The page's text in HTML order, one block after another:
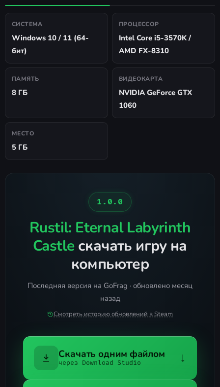
СИСТЕМА
Windows 10 / 11 (64-
бит)
ПРОЦЕССОР
Intel Core i5-3570K /
AMD FX-8310
ПАМЯТЬ
8 ГБ
ВИДЕОКАРТА
NVIDIA GeForce GTX
1060
МЕСТО
5 ГБ
1.0.0
Rustil: Eternal Labyrinth
Castleскачать игру на
компьютер
Последняя версия на GoFrag · обновлено месяц
назад
Смотреть историю обновлений в Steam
Скачать одним файлом
через Download Studio ↓